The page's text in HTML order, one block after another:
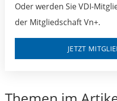
Oder werden Sie VDI-
der Mitgliedschaft Vn+.
JETZT